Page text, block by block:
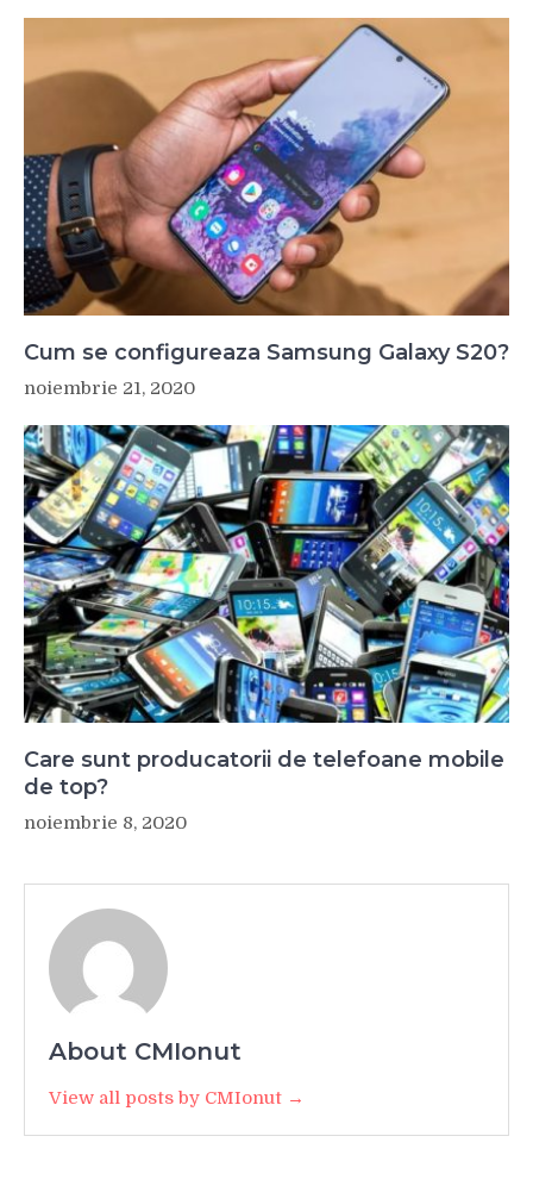
Cum se configureaza Samsung Galaxy S20?
noiembrie 21, 2020
Care sunt producatorii de telefoane mobile
de top?
noiembrie 8, 2020
About CMIonut
View all posts by CMIonut →